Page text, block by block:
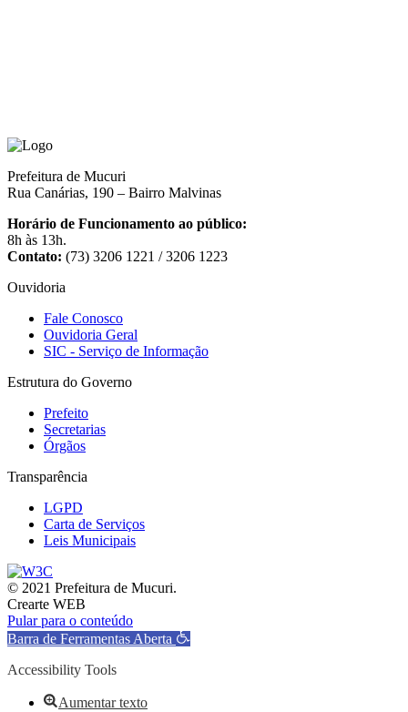
Prefeitura de Mucuri
Rua Canárias, 190 – Bairro Malvinas
Horário de Funcionamento ao público:
8h às 13h.
Contato: (73) 3206 1221 / 3206 1223
Ouvidoria
Fale Conosco
Ouvidoria Geral
SIC - Serviço de Informação
Estrutura do Governo
Prefeito
Secretarias
Órgãos
Transparência
LGPD
Carta de Serviços
Leis Municipais
© 2021 Prefeitura de Mucuri.
Crearte WEB
Pular para o conteúdo
Barra de Ferramentas Aberta
Accessibility Tools
Aumentar texto